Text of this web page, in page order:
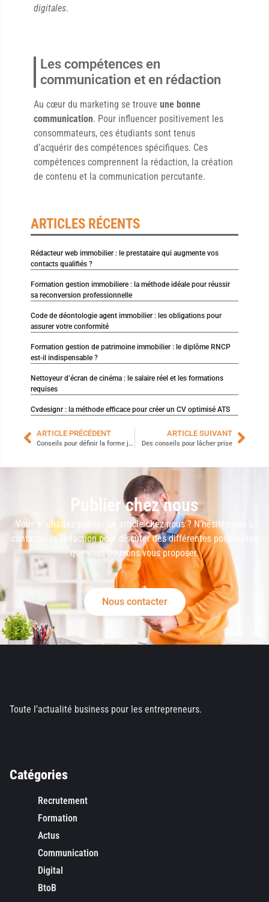
digitales.
Les compétences en
communication et en rédaction
Au cœur du marketing se trouve une bonne
communication. Pour influencer positivement les
consommateurs, ces étudiants sont tenus
d’acquérir des compétences spécifiques. Ces
compétences comprennent la rédaction, la création
de contenu et la communication percutante.
ARTICLES RÉCENTS
Rédacteur web immobilier : le prestataire qui augmente vos
contacts qualifiés ?
Formation gestion immobiliere : la méthode idéale pour réussir
sa reconversion professionnelle
Code de déontologie agent immobilier : les obligations pour
assurer votre conformité
Formation gestion de patrimoine immobilier : le diplôme RNCP
est-il indispensable ?
Nettoyeur d’écran de cinéma : le salaire réel et les formations
requises
Cvdesignr : la méthode efficace pour créer un CV optimisé ATS
ARTICLE PRÉCÉDENT
Conseils pour définir la forme juridique de son entreprise
ARTICLE SUIVANT
Des conseils pour lâcher prise
Publier chez nous
Vous souhaitez publier un article chez nous ? N’hésitez pas à
contacter la rédaction pour discuter des différentes possibilités
que vous pouvons vous proposer.
Nous contacter
Toute l’actualité business pour les entrepreneurs.
Catégories
Recrutement
Formation
Actus
Communication
Digital
BtoB